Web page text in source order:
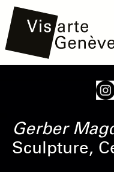
principal
Gerber
Sculpture,